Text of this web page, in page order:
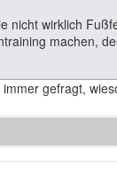
nicht wirklich
machen,
gefragt,